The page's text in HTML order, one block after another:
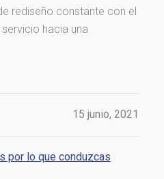
rediseño constante con el
hacia una
15 junio, 2021